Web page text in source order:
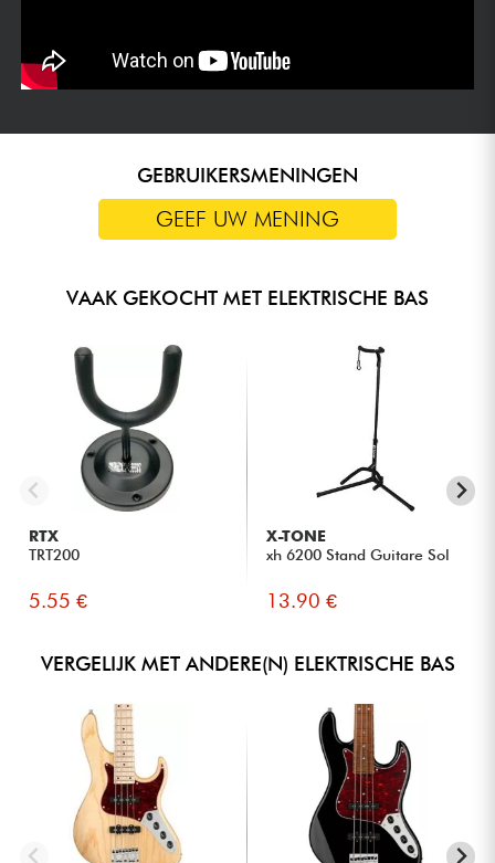
GEBRUIKERSMENINGEN
GEEF UW MENING
VAAK GEKOCHT MET ELEKTRISCHE BAS
RTX
TRT200
5.55 €
X-TONE
xh 6200 Stand Guitare Sol
13.90 €
VERGELIJK MET ANDERE(N) ELEKTRISCHE BAS